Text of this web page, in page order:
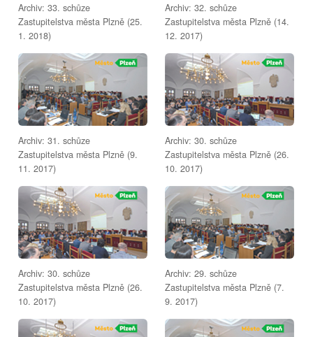
Archiv: 33. schůze
Zastupitelstva města Plzně (25.
1. 2018)
Archiv: 32. schůze
Zastupitelstva města Plzně (14.
12. 2017)
Archiv: 31. schůze
Zastupitelstva města Plzně (9.
11. 2017)
Archiv: 30. schůze
Zastupitelstva města Plzně (26.
10. 2017)
Archiv: 30. schůze
Zastupitelstva města Plzně (26.
10. 2017)
Archiv: 29. schůze
Zastupitelstva města Plzně (7.
9. 2017)